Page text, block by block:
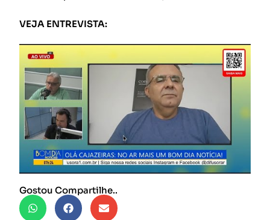
VEJA ENTREVISTA:
Gostou Compartilhe..